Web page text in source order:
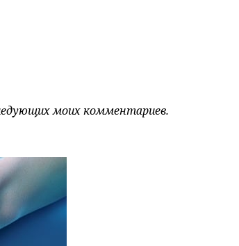
моих комментариев.